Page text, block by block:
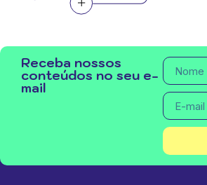
Receba nossos
conteúdos no seu e-
mail